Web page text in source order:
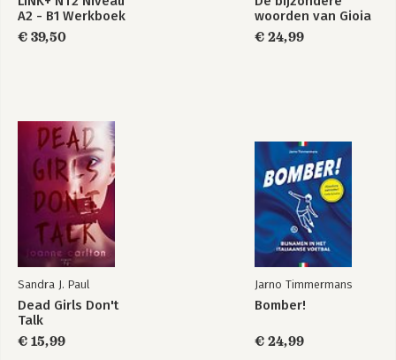
A2 - B1 Werkboek
€ 39,50
woorden van Gioia
€ 24,99
Sandra J. Paul
Dead Girls Don't
Talk
€ 15,99
Jarno Timmermans
Bomber!
€ 24,99